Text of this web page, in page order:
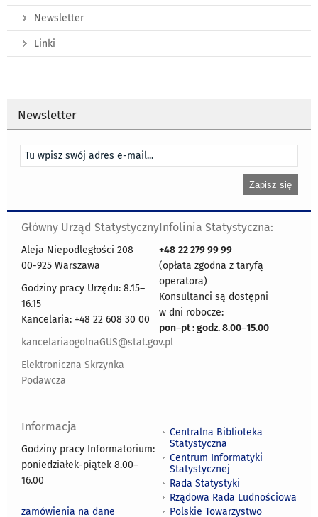
Newsletter
Linki
Newsletter
Główny Urząd Statystyczny
Aleja Niepodległości 208
00-925 Warszawa
Godziny pracy Urzędu: 8.15–
16.15
Kancelaria: +48 22 608 30 00
kancelariaogolnaGUS@stat.gov.pl
Elektroniczna Skrzynka
Podawcza
Infolinia Statystyczna:
+48 22 279 99 99
(opłata zgodna z taryfą
operatora)
Konsultanci są dostępni
w dni robocze:
pon–pt : godz. 8.00–15.00
Informacja
Godziny pracy Informatorium:
poniedziałek-piątek 8.00–
16.00
zamówienia na dane
Centralna Biblioteka
Statystyczna
Centrum Informatyki
Statystycznej
Rada Statystyki
Rządowa Rada Ludnościowa
Polskie Towarzystwo